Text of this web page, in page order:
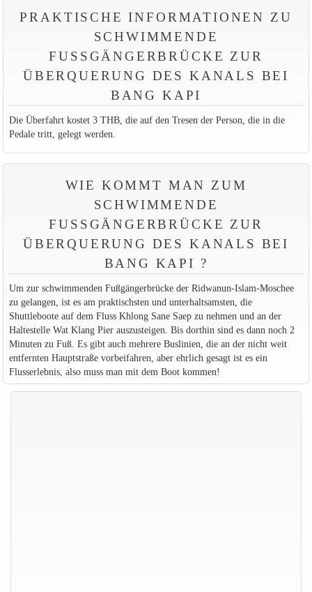
PRAKTISCHE INFORMATIONEN ZU
SCHWIMMENDE
FUSSGÄNGERBRÜCKE ZUR Ü
BERQUERUNG DES KANALS BEI B
ANG KAPI
Die Überfahrt kostet 3 THB, die auf den Tresen der Person, die in die
Pedale tritt, gelegt werden.
WIE KOMMT MAN ZUM
SCHWIMMENDE
FUSSGÄNGERBRÜCKE ZUR Ü
BERQUERUNG DES KANALS BEI B
ANG KAPI ?
Um zur schwimmenden Fußgängerbrücke der Ridwanun-Islam-Moschee
zu gelangen, ist es am praktischsten und unterhaltsamsten, die
Shuttleboote auf dem Fluss Khlong Sane Saep zu nehmen und an der
Haltestelle Wat Klang Pier auszusteigen. Bis dorthin sind es dann noch 2
Minuten zu Fuß. Es gibt auch mehrere Buslinien, die an der nicht weit
entfernten Hauptstraße vorbeifahren, aber ehrlich gesagt ist es ein
Flusserlebnis, also muss man mit dem Boot kommen!